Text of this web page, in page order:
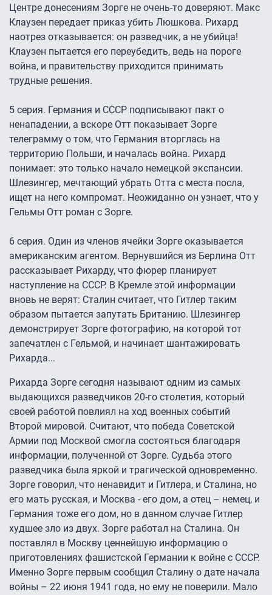
Центре донесениям Зорге не очень-то доверяют. Макс
Клаузен передает приказ убить Люшкова. Рихард
наотрез отказывается: он разведчик, а не убийца!
Клаузен пытается его переубедить, ведь на пороге
война, и правительству приходится принимать
трудные решения.
5 серия. Германия и СССР подписывают пакт о
ненападении, а вскоре Отт показывает Зорге
телеграмму о том, что Германия вторглась на
территорию Польши, и началась война. Рихард
понимает: это только начало немецкой экспансии.
Шлезингер, мечтающий убрать Отта с места посла,
ищет на него компромат. Неожиданно он узнает, что у
Гельмы Отт роман с Зорге.
6 серия. Один из членов ячейки Зорге оказывается
американским агентом. Вернувшийся из Берлина Отт
рассказывает Рихарду, что фюрер планирует
наступление на СССР. В Кремле этой информации
вновь не верят: Сталин считает, что Гитлер таким
образом пытается запутать Британию. Шлезингер
демонстрирует Зорге фотографию, на которой тот
запечатлен с Гельмой, и начинает шантажировать
Рихарда...
Рихарда Зорге сегодня называют одним из самых
выдающихся разведчиков 20-го столетия, который
своей работой повлиял на ход военных событий
Второй мировой. Считают, что победа Советской
Армии под Москвой смогла состояться благодаря
информации, полученной от Зорге. Судьба этого
разведчика была яркой и трагической одновременно.
Зорге говорил, что ненавидит и Гитлера, и Сталина, но
его мать русская, и Москва - его дом, а отец – немец, и
Германия тоже его дом, но в данном случае Гитлер
худшее зло из двух. Зорге работал на Сталина. Он
поставлял в Москву ценнейшую информацию о
приготовлениях фашистской Германии к войне с СССР.
Именно Зорге первым сообщил Сталину о дате начала
войны – 22 июня 1941 года, но ему не поверили. Мало